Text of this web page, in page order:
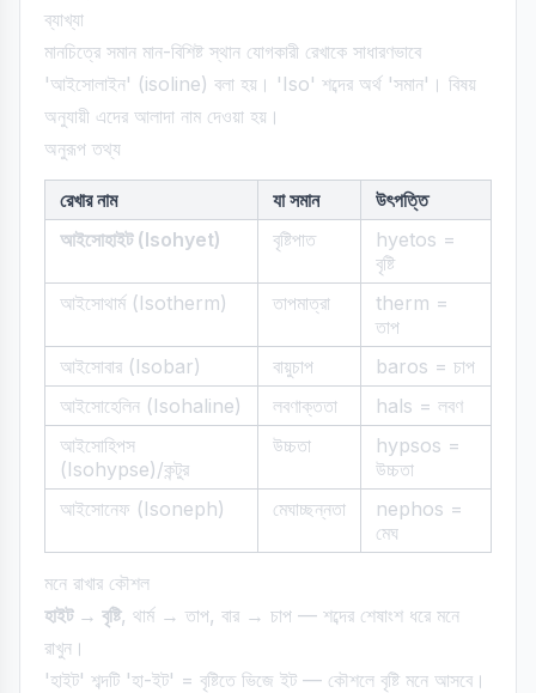
ব্যাখ্যা
মানচিত্রে সমান মান-বিশিষ্ট স্থান যোগকারী রেখাকে সাধারণভাবে
'আইসোলাইন' (isoline) বলা হয়। 'Iso' শব্দের অর্থ 'সমান'। বিষয়
অনুযায়ী এদের আলাদা নাম দেওয়া হয়।
অনুরূপ তথ্য
রেখার নাম যা সমান
উৎপত্তি
আইসোহাইট (Isohyet)
বৃষ্টিপাত
hyetos =
বৃষ্টি
আইসোথার্ম (Isotherm)
তাপমাত্রা
therm =
তাপ
আইসোবার (Isobar)
বায়ুচাপ
baros = চাপ
আইসোহেলিন (Isohaline)
লবণাক্ততা
hals = লবণ
আইসোহিপস
(Isohypse)/কন্টুর
উচ্চতা
hypsos =
উচ্চতা
আইসোনেফ (Isoneph)
মেঘাচ্ছন্নতা
nephos =
মেঘ
মনে রাখার কৌশল
হাইট → বৃষ্টি, থার্ম → তাপ, বার → চাপ — শব্দের শেষাংশ ধরে মনে
রাখুন।
'হাইট' শব্দটি 'হা-ইট' = বৃষ্টিতে ভিজে ইট — কৌশলে বৃষ্টি মনে আসবে।